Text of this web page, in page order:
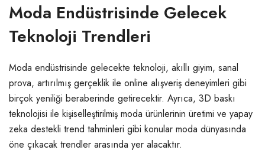
Moda Endüstrisinde Gelecek
Teknoloji Trendleri
Moda endüstrisinde gelecekte teknoloji, akıllı giyim, sanal
prova, artırılmış gerçeklik ile online alışveriş deneyimleri gibi
birçok yeniliği beraberinde getirecektir. Ayrıca, 3D baskı
teknolojisi ile kişiselleştirilmiş moda ürünlerinin üretimi ve yapay
zeka destekli trend tahminleri gibi konular moda dünyasında
öne çıkacak trendler arasında yer alacaktır.